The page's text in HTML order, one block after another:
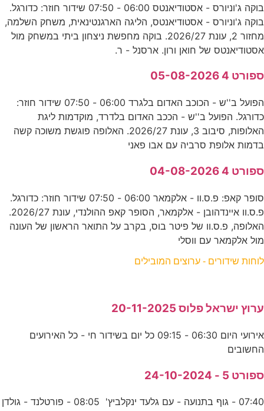
בוקה ג'וניורס - אסטודיאנטס 06:00 - 07:50 שידור חוזר: כדורגל.
בוקה ג'וניורס - אסטודיאנטס, הליגה הארגנטינאית, משחק השלמה,
מחזור 2, עונת 2026/27. בוקה מחפשת ניצחון ביתי במשחק מול
אסטודיאנטס של חואן ורון. ארסנל - ר.
ספורט 4 05-08-2026
הפועל ב''ש - הכוכב האדום בלגרד 06:00 - 07:50 שידור חוזר:
כדורגל. הפועל ב''ש - הככב האדום בלדרד, מוקדמות ליגת
האלופות, סיבוב 3, עונת 2026/27. האלופה פוגשת משוכה קשה
בדמות אלופת סרביה עם אבו פאני
ספורט 4 04-08-2026
סופר קאפ: פ.ס.וו - אלקמאר 06:00 - 07:50 שידור חוזר: כדורגל.
פ.ס.וו איינדהובן - אלקמאר, הסופר קאפ ההולנדי, עונת 2026/27.
האלופה, פ.ס.וו של פיטר בוס, בקרב על התואר הראשון של העונה
מול אלקמאר עם ווסלי
לוחות שידורים - ערוצים המובילים
ערוץ ישראל פלוס 20-11-2025
אירועי היום 06:30 - 09:15 כל יום בשידור חי - כל האירועים
החשובים
ספורט 5 - 24-10-2024
07:40 - גוף בתנועה - עם גלעד ינקלביץ' 08:05 - פורטלנד - גולדן